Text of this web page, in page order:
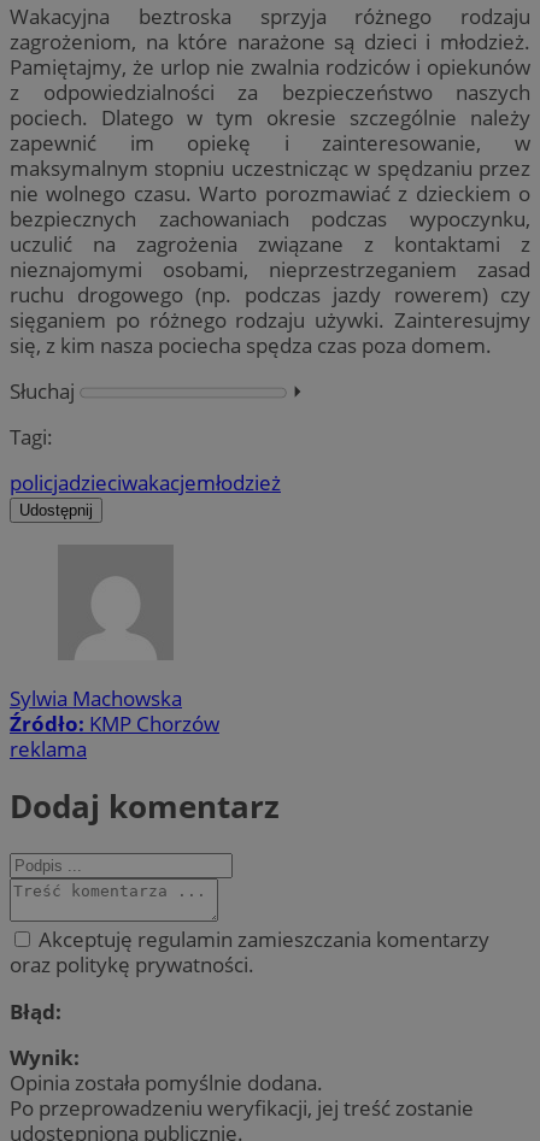
Wakacyjna beztroska sprzyja różnego rodzaju
zagrożeniom, na które narażone są dzieci i młodzież.
Pamiętajmy, że urlop nie zwalnia rodziców i opiekunów
z odpowiedzialności za bezpieczeństwo naszych
pociech. Dlatego w tym okresie szczególnie należy
zapewnić im opiekę i zainteresowanie, w
maksymalnym stopniu uczestnicząc w spędzaniu przez
nie wolnego czasu. Warto porozmawiać z dzieckiem o
bezpiecznych zachowaniach podczas wypoczynku,
uczulić na zagrożenia związane z kontaktami z
nieznajomymi osobami, nieprzestrzeganiem zasad
ruchu drogowego (np. podczas jazdy rowerem) czy
sięganiem po różnego rodzaju używki. Zainteresujmy
się, z kim nasza pociecha spędza czas poza domem.
Słuchaj
⏵︎
Tagi:
policjadzieciwakacjemłodzież
Udostępnij
Sylwia Machowska
Źródło: KMP Chorzów
reklama
Dodaj komentarz
Akceptuję regulamin zamieszczania komentarzy
oraz politykę prywatności.
Błąd:
Wynik:
Opinia została pomyślnie dodana.
Po przeprowadzeniu weryfikacji, jej treść zostanie
udostępniona publicznie.